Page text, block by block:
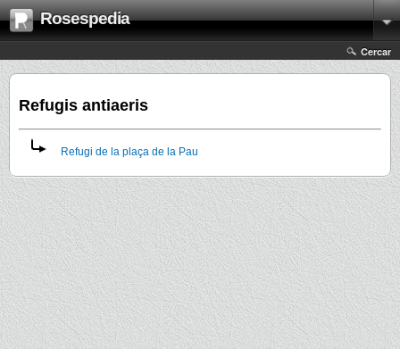
Rosespedia
Cercar
Refugis antiaeris
Refugi de la plaça de la Pau